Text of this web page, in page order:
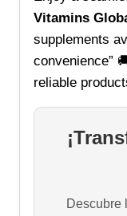
Vitamins
supplements
convenience”
reliable
Descubre